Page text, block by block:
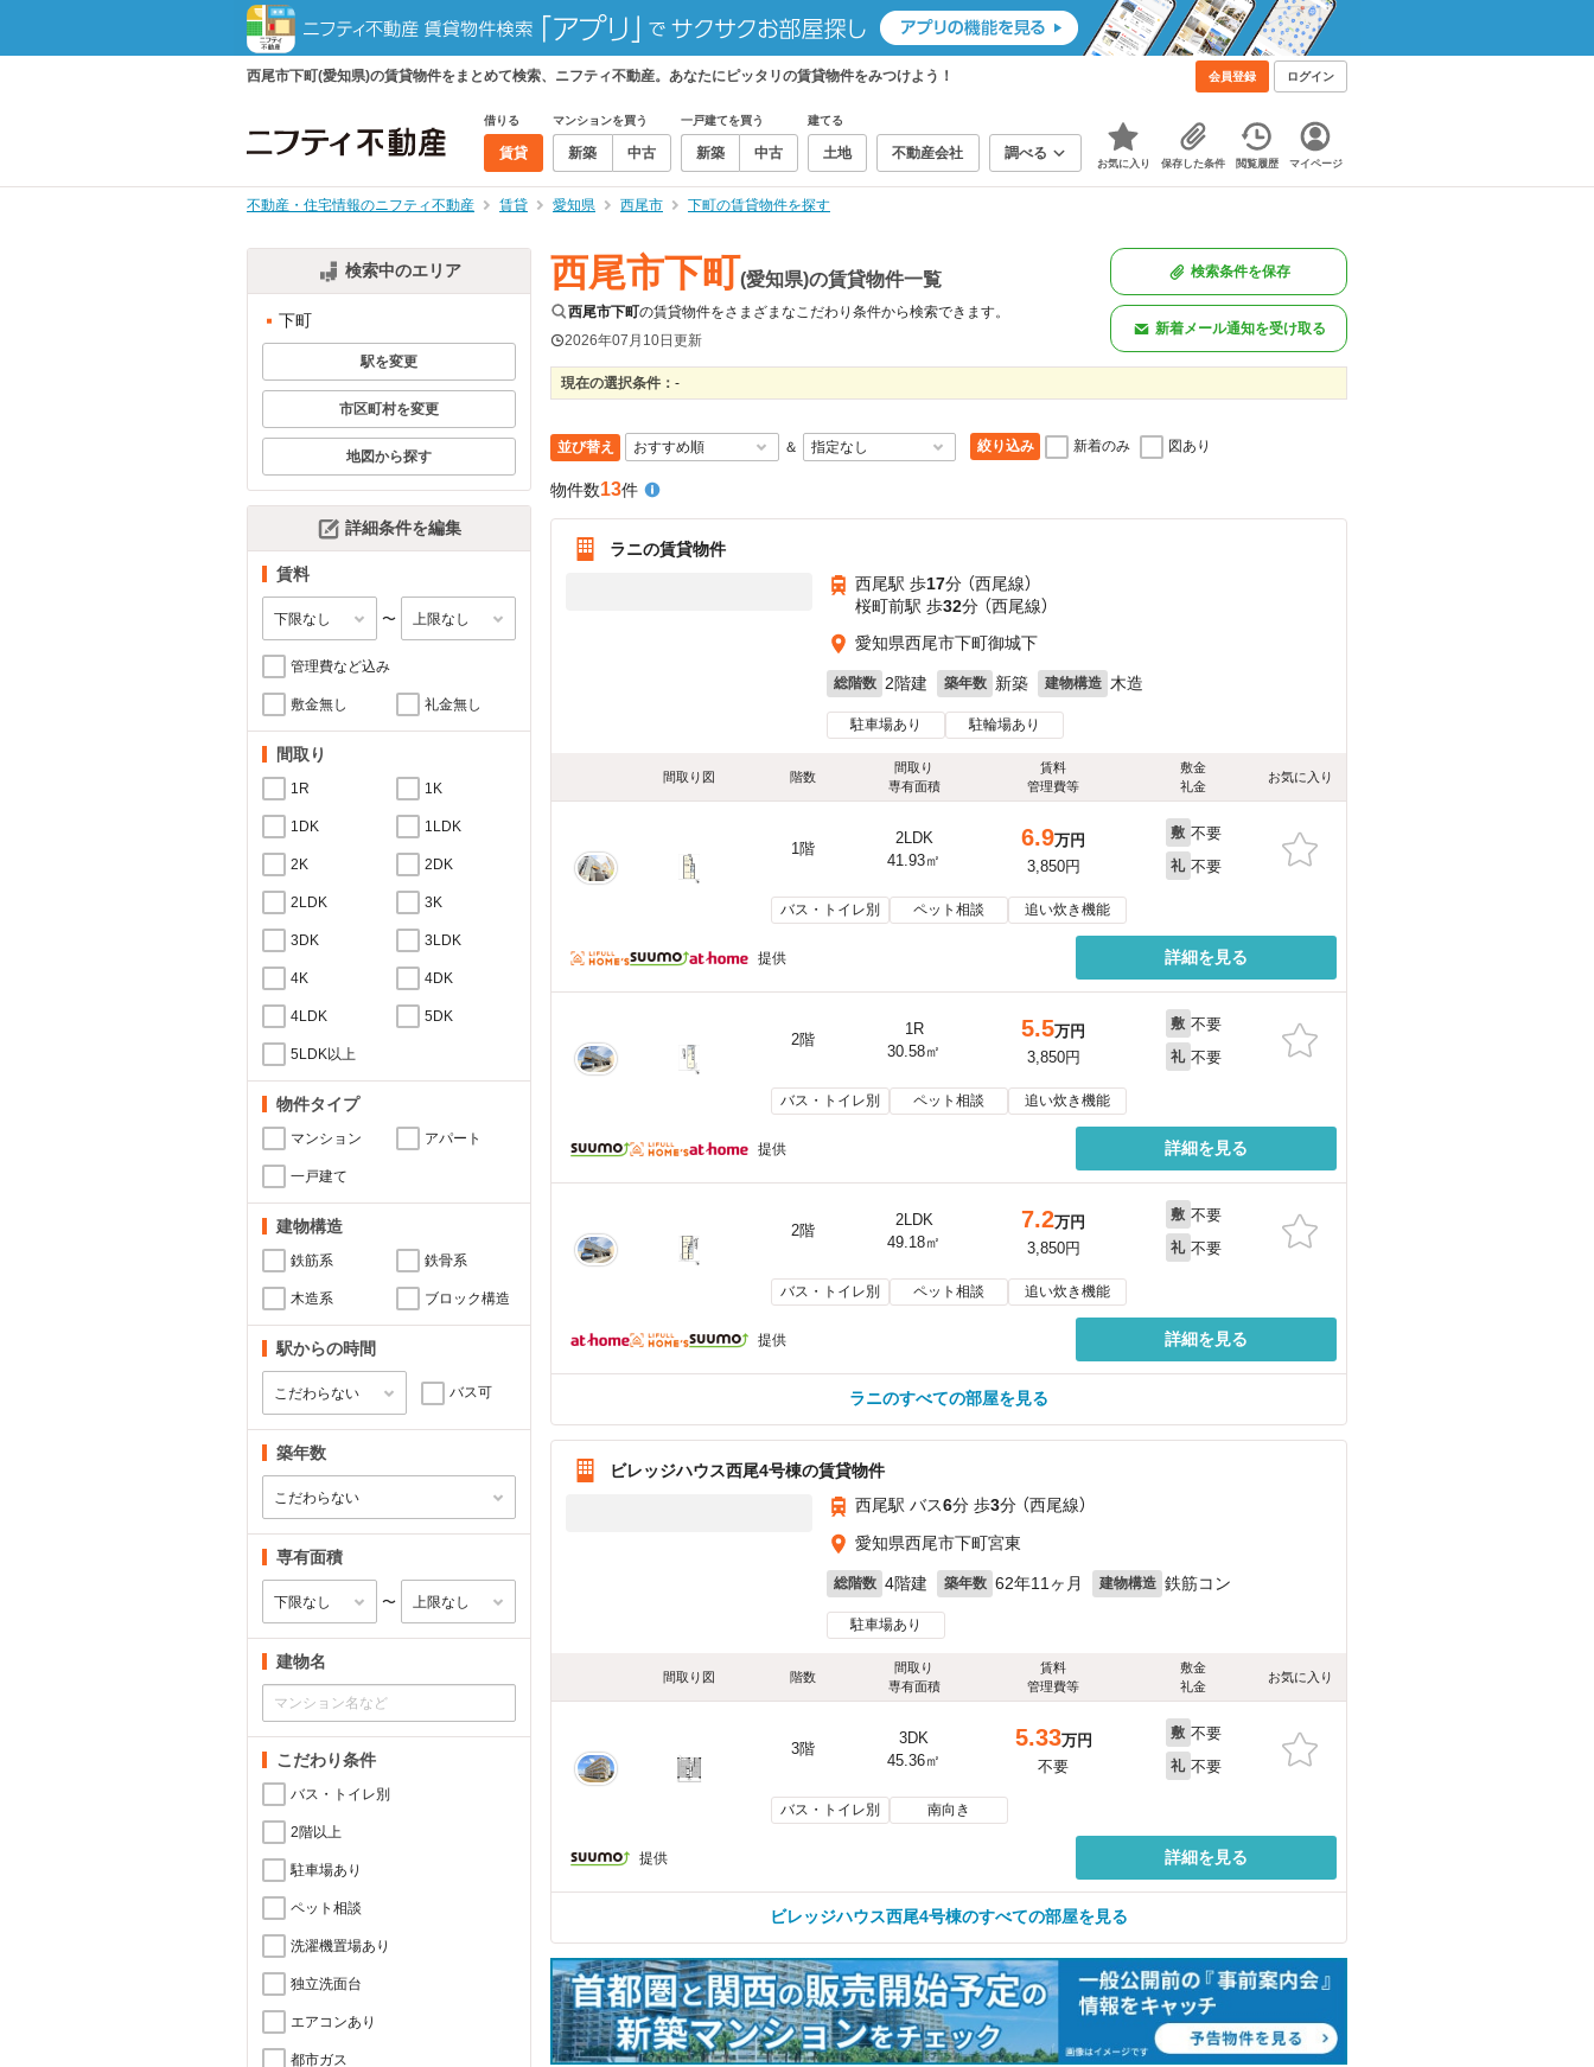
西尾市下町(愛知県)の賃貸物件をまとめて検索、ニフティ不動産。あなたにピッタリの賃貸物件をみつけよう！ 会員登録 ログイン
借りる
賃貸
マンションを買う
新築 中古
一戸建てを買う
新築 中古
建てる
土地 不動産会社 調べる
お気に入り 保存した条件 閲覧履歴 マイページ
不動産・住宅情報のニフティ不動産 賃貸 愛知県 西尾市 下町の賃貸物件を探す
検索中のエリア
下町
駅を変更
市区町村を変更
地図から探す
詳細条件を編集
賃料
〜
管理費など込み
敷金無し 礼金無し
間取り
1R 1K
1DK 1LDK
2K 2DK
2LDK 3K
3DK 3LDK
4K 4DK
4LDK 5DK
5LDK以上
物件タイプ
マンション アパート
一戸建て
建物構造
鉄筋系 鉄骨系
木造系 ブロック構造
駅からの時間
バス可
築年数
専有面積
〜
建物名
こだわり条件
バス・トイレ別
2階以上
駐車場あり
ペット相談
洗濯機置場あり
独立洗面台
エアコンあり
都市ガス
西尾市下町(愛知県)の賃貸物件一覧
西尾市下町の賃貸物件をさまざまなこだわり条件から検索できます。
2026年07月10日更新
検索条件を保存
新着メール通知を受け取る
現在の選択条件： -
並び替え ＆ 絞り込み 新着のみ 図あり
物件数13件
ラニの賃貸物件
西尾駅 歩17分 （西尾線）
桜町前駅 歩32分 （西尾線）
愛知県西尾市下町御城下
総階数 2階建 築年数 新築 建物構造 木造
駐車場あり 駐輪場あり
間取り図 階数
間取り
専有面積
賃料
管理費等
敷金
礼金
お気に入り
1階
2LDK
41.93㎡
6.9万円
3,850円
敷 不要
礼 不要
バス・トイレ別 ペット相談 追い炊き機能
提供 詳細を見る
2階
1R
30.58㎡
5.5万円
3,850円
敷 不要
礼 不要
バス・トイレ別 ペット相談 追い炊き機能
提供 詳細を見る
2階
2LDK
49.18㎡
7.2万円
3,850円
敷 不要
礼 不要
バス・トイレ別 ペット相談 追い炊き機能
提供 詳細を見る
ラニのすべての部屋を見る
ビレッジハウス西尾4号棟の賃貸物件
西尾駅 バス6分 歩3分 （西尾線）
愛知県西尾市下町宮東
総階数 4階建 築年数 62年11ヶ月 建物構造 鉄筋コン
駐車場あり
間取り図 階数
間取り
専有面積
賃料
管理費等
敷金
礼金
お気に入り
3階
3DK
45.36㎡
5.33万円
不要
敷 不要
礼 不要
バス・トイレ別 南向き
提供 詳細を見る
ビレッジハウス西尾4号棟のすべての部屋を見る